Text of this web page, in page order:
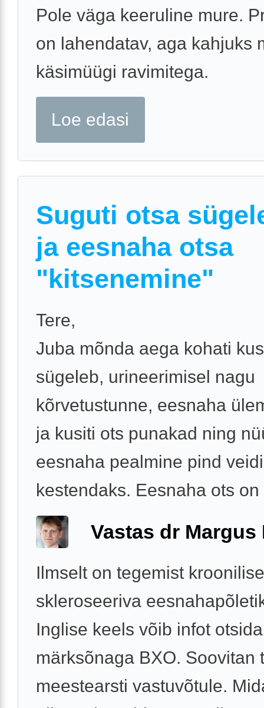
Pole väga keeruline mure.
on lahendatav, aga kahjuks
käsimüügi ravimitega.
Loe edasi
Suguti otsa
ja eesnaha otsa
"kitsenemine"
Tere,
Juba mõnda aega kohati
sügeleb, urineerimisel nagu
kõrvetustunne, eesnaha
ja kusiti ots punakad ning
eesnaha pealmine pind veidi
kestendaks. Eesnaha ots on
Vastas dr Margus
Ilmselt on tegemist kroonilise
skleroseeriva
Inglise keels võib infot otsida
märksõnaga BXO. Soovitan
meestearsti vastuvõtule.